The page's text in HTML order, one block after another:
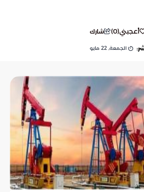
أعجبني(
0
) شارك
الجمعة, 22 مايو